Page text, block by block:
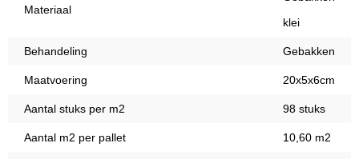
Materiaal
klei
Behandeling Gebakken
Maatvoering 20x5x6cm
Aantal stuks per m2 98 stuks
Aantal m2 per pallet 10,60 m2